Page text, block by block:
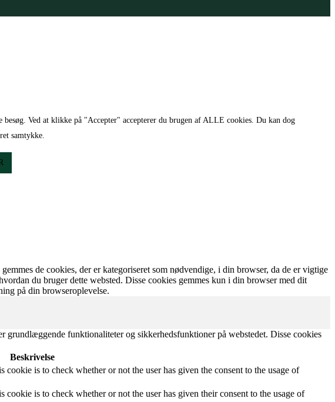
Ved at klikke på "Accepter" accepterer du brugen af ​​ALLE cookies. Du kan dog
samtykke.
de cookies, der er kategoriseret som nødvendige, i din browser, da de er vigtige
du bruger dette websted. Disse cookies gemmes kun i din browser med dit
på din browseroplevelse.
funktionaliteter og sikkerhedsfunktioner på webstedet. Disse cookies
Beskrivelse
is to check whether or not the user has given the consent to the usage of
is to check whether or not the user has given their consent to the usage of